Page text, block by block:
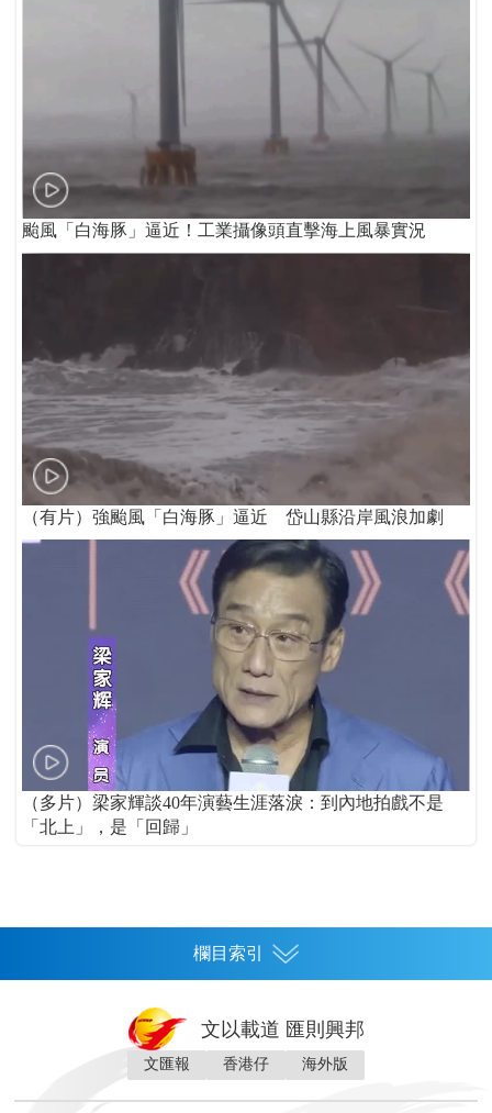
颱風「白海豚」逼近！工業攝像頭直擊海上風暴實況
（有片）強颱風「白海豚」逼近 岱山縣沿岸風浪加劇
（多片）梁家輝談40年演藝生涯落淚：到內地拍戲不是
「北上」，是「回歸」
欄目索引
灣區人
文以載道 匯則興邦
文匯報 香港仔 海外版